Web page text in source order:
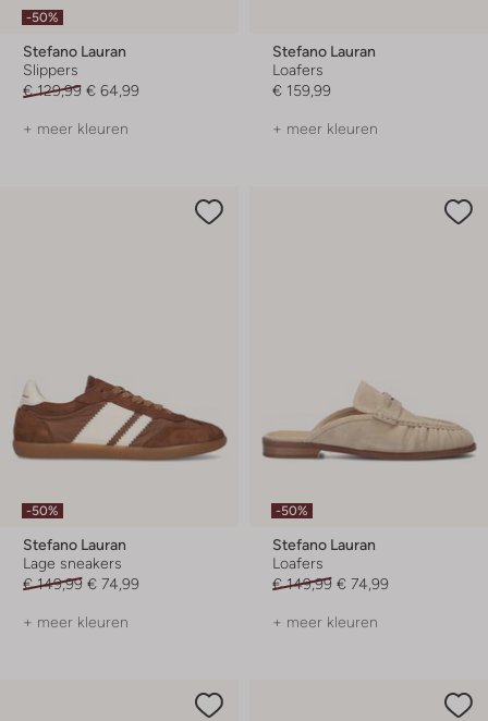
-50%
Stefano Lauran
Slippers
€ 129,99 € 64,99
+ meer kleuren
Stefano Lauran
Loafers
€ 159,99
+ meer kleuren
-50%
Stefano Lauran
Lage sneakers
€ 149,99 € 74,99
+ meer kleuren
-50%
Stefano Lauran
Loafers
€ 149,99 € 74,99
+ meer kleuren